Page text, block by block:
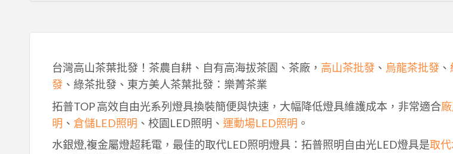
台灣高山茶葉批發！茶農自耕、自有高海拔茶園、茶廠， 高山茶批發、 烏龍茶批發、
發、綠茶批發、東方美人茶葉批發：樂菁茶業
拓普TOP 高效自由光系列燈具換裝簡便與快速，大幅降低燈具維護成本，非常適合
明 、 倉儲LED照明 、校園LED照明、 運動場LED照明 。
水銀燈,複金屬燈超耗電，最佳的取代LED照明燈具：拓普照明自由光LED燈具是取